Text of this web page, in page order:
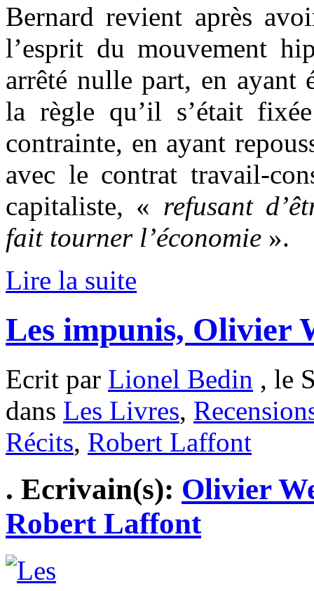
Bernard revient après
l’esprit du mouvement
arrêté nulle part, en ayant
la règle qu’il s’était
contrainte, en ayant
avec le contrat travail-
capitaliste, « refusant
fait tourner l’économie ».
Lire la suite
Les impunis, Olivier
Ecrit par Lionel Bedin , le
dans Les Livres,
Récits, Robert Laffont
. Ecrivain(s): Olivier
Robert Laffont